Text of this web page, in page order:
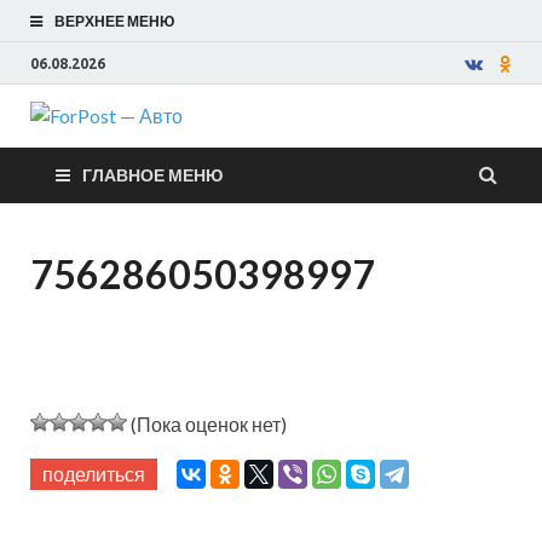
ВЕРХНЕЕ МЕНЮ
06.08.2026
ForPost —
Авто
ГЛАВНОЕ МЕНЮ
756286050398997
(Пока оценок нет)
поделиться